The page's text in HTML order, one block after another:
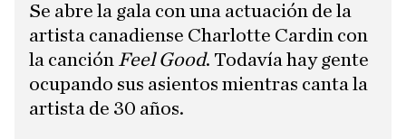
Se abre la gala con una actuación de la
artista canadiense Charlotte Cardin con
la canción Feel Good. Todavía hay gente
ocupando sus asientos mientras canta la
artista de 30 años.